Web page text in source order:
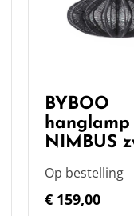
BYBOO
hanglamp
NIMBUS
Op bestelling
€ 159,00